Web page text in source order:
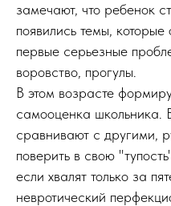
замечают, что ребенок
появились темы,
первые серьезные
воровство, прогулы.
В этом возрасте
самооценка школьника.
сравнивают с другими,
поверить в свою
если хвалят только за
невротический